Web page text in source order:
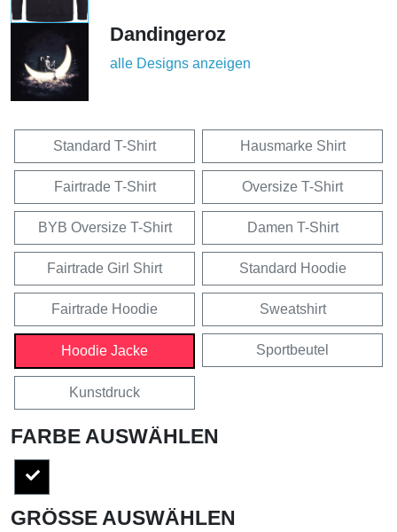
Dandingeroz
alle Designs anzeigen
Standard T-Shirt Hausmarke Shirt
Fairtrade T-Shirt Oversize T-Shirt
BYB Oversize T-Shirt Damen T-Shirt
Fairtrade Girl Shirt Standard Hoodie
Fairtrade Hoodie Sweatshirt
Hoodie Jacke Sportbeutel
Kunstdruck
FARBE AUSWÄHLEN
GRÖSSE AUSWÄHLEN